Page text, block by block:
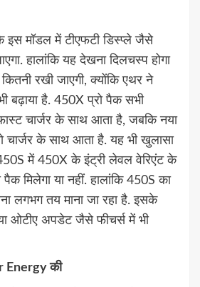
इस मॉडल में टीएफटी डिस्प्ले जैसे
हालांकि यह देखना दिलचस्प होगा
रखी जाएगी, क्योंकि एथर ने
बढ़ाया है. 450X प्रो पैक सभी
चार्जर के साथ आता है, जबकि नया
चार्जर के साथ आता है. यह भी खुलासा
450S में 450X के इंट्री लेवल वेरिएंट के
मिलेगा या नहीं. हालांकि 450S का
लगभग तय माना जा रहा है. इसके
ओटीए अपडेट जैसे फीचर्स में भी
Energy की